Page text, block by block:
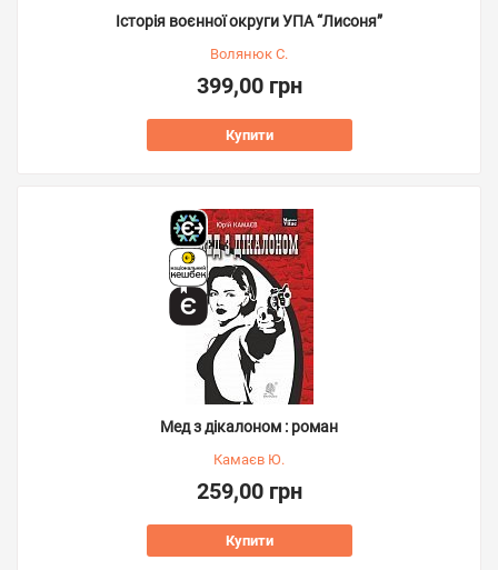
Історія воєнної округи УПА “Лисоня”
Волянюк С.
399,00 грн
Купити
Мед з дікалоном : роман
Камаєв Ю.
259,00 грн
Купити